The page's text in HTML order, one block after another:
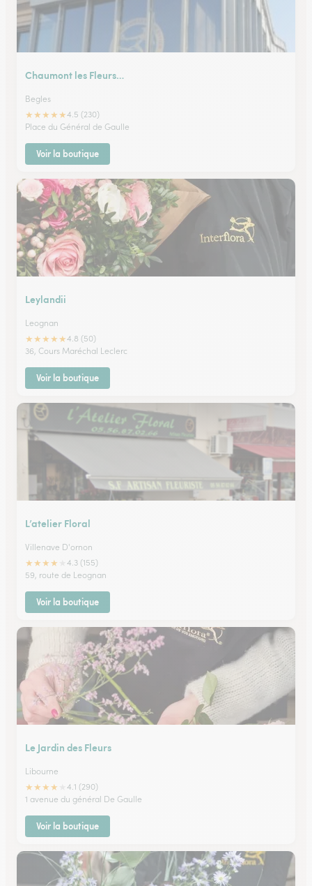
Chaumont les Fleurs…
Begles
★★★★★4.5 (230)
Place du Général de Gaulle
Voir la boutique
Leylandii
Leognan
★★★★★4.8 (50)
36, Cours Maréchal Leclerc
Voir la boutique
L’atelier Floral
Villenave D'ornon
★★★★
4.3 (155)
59, route de Leognan
Voir la boutique
Le Jardin des Fleurs
Libourne
★★★★
4.1 (290)
1 avenue du général De Gaulle
Voir la boutique